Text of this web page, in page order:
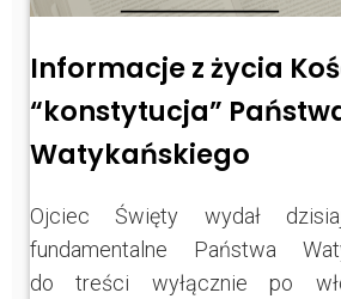
Informacje z życia
“konstytucja”
Watykańskiego
Ojciec Święty wydał
fundamentalne Państwa
do treści wyłącznie po